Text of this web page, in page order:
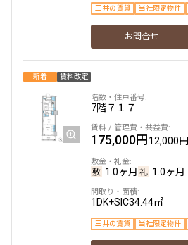
三井の賃貸 当社限定物件
お問合せ
新着 賃料改定
7階７１７
175,000円12,000円
1.0ヶ月 1.0ヶ月
1DK+SIC34.44㎡
三井の賃貸 当社限定物件